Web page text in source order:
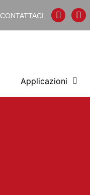
CONTATTACI
Applicazioni